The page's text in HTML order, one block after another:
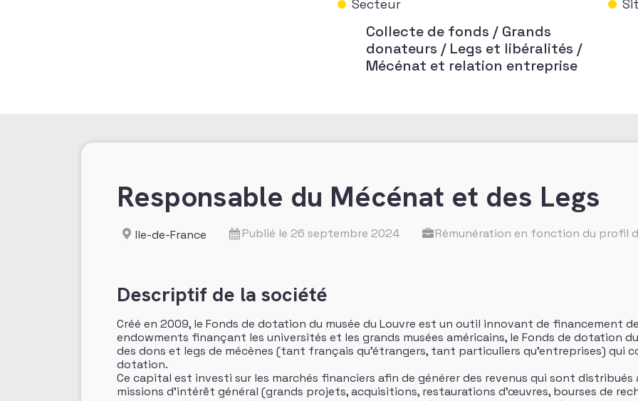
Secteur
Collecte de fonds / Grands
donateurs / Legs et libéralités /
Mécénat et relation entreprise
Responsable du Mécénat et des Legs
Ile-de-France Publié le 26 septembre 2024 Rémunération en fonction du profil
Descriptif de la société
Créé en 2009, le Fonds de dotation du musée du Louvre est un outil innovant de financement
endowments finançant les universités et les grands musées américains, le Fonds de dotation
des dons et legs de mécènes (tant français qu’étrangers, tant particuliers qu’entreprises)
dotation.
Ce capital est investi sur les marchés financiers afin de générer des revenus qui sont distribués
missions d’intérêt général (grands projets, acquisitions, restaurations d’œuvres, bourses de